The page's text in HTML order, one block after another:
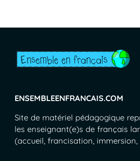
ENSEMBLEENFRANCAIS.COM
Site de matériel pédagogique
les enseignant(e)s de français
(accueil, francisation, immersion,